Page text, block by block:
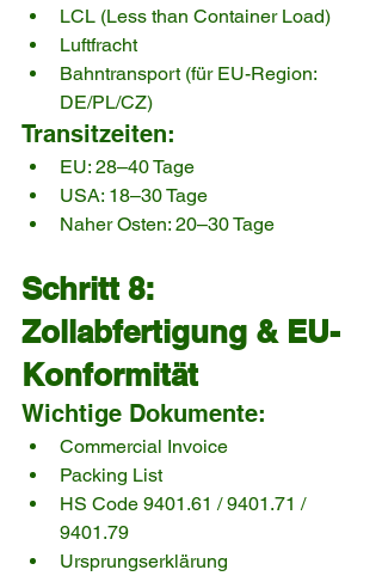
LCL (Less than Container Load)
Luftfracht
Bahntransport (für EU-Region:
DE/PL/CZ)
Transitzeiten:
EU: 28–40 Tage
USA: 18–30 Tage
Naher Osten: 20–30 Tage
Schritt 8:
Zollabfertigung & EU-
Konformität
Wichtige Dokumente:
Commercial Invoice
Packing List
HS Code 9401.61 / 9401.71 /
9401.79
Ursprungserklärung